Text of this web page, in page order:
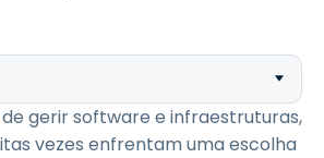
gerir software e infraestruturas,
vezes enfrentam uma escolha